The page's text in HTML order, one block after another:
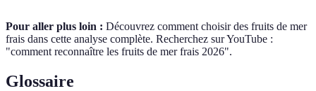
Pour aller plus loin : Découvrez comment choisir des fruits de mer
frais dans cette analyse complète. Recherchez sur YouTube :
"comment reconnaître les fruits de mer frais 2026".
Glossaire